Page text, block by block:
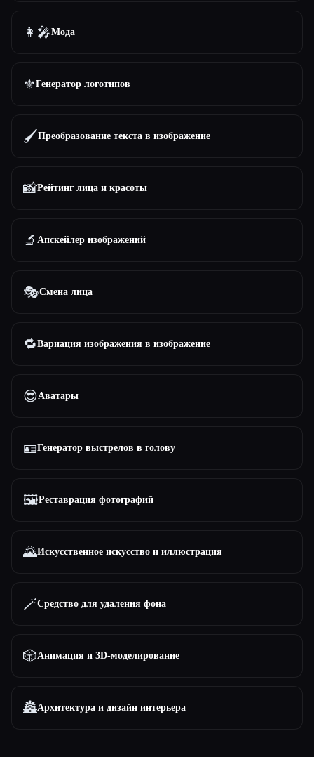
👩‍🎤Мода
⚜️Генератор логотипов
🖌️Преобразование текста в изображение
📸Рейтинг лица и красоты
🔬 Апскейлер изображений
🎭Смена лица
🔁Вариация изображения в изображение
😎Аватары
🪪Генератор выстрелов в голову
🖼️Реставрация фотографий
🌄Искусственное искусство и иллюстрация
🪄Средство для удаления фона
🎲Анимация и 3D-моделирование
🏯Архитектура и дизайн интерьера